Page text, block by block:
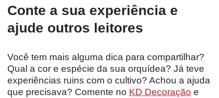
Conte a sua experiência e
ajude outros leitores
Você tem mais alguma dica para compartilhar?
Qual a cor e espécie da sua orquídea? Já teve
experiências ruins com o cultivo? Achou a ajuda
que precisava? Comente no KD Decoração e